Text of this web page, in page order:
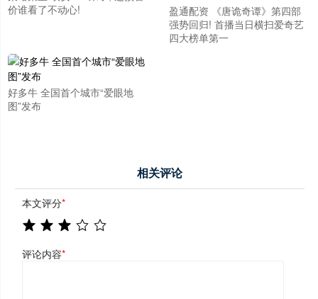
价谁看了不动心!
盈通配资 《唐诡奇谭》第四部
强势回归! 首播当日横扫爱奇艺
四大榜单第一
好多牛 全国首个城市“爱眼地
图”发布
相关评论
本文评分*
评论内容*